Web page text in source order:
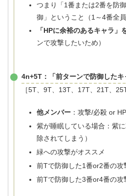
つまり「1番または2番を防
御」ということ（1～4番全
「HPに余裕のあるキャラ」
ンで攻撃したいため）
4n+5T：「前ターンで防御した
［5T、9T、13T、17T、21T、
他メンバー：攻撃/必殺 or
紫が睡眠している場合：紫
除されてしまう）
緑への攻撃がオススメ
前Tで防御した1番or2番の
前Tで防御した3番or4番の